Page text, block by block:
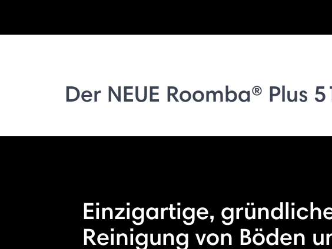
Der NEUE Roomba®
Einzigartige,
Reinigung von Böden